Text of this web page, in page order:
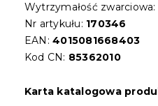
Wytrzymałość zwarciowa:
Nr artykułu: 170346
EAN:4015081668403
Kod CN: 85362010
Karta katalogowa